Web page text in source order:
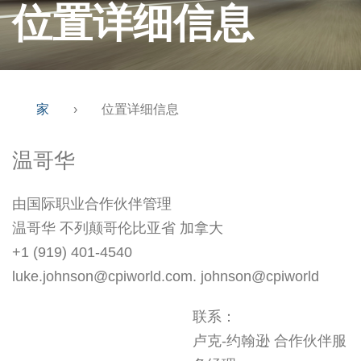
位置详细信息
家 › 位置详细信息
温哥华
由国际职业合作伙伴管理
温哥华 不列颠哥伦比亚省 加拿大
+1 (919) 401-4540
luke.johnson@cpiworld.com. johnson@cpiworld
联系：
卢克-约翰逊 合作伙伴服